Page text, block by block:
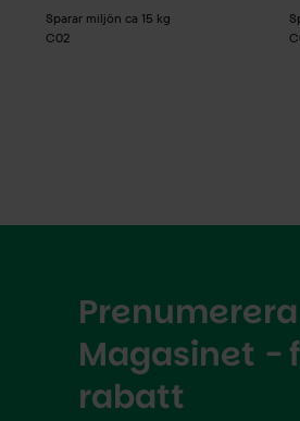
Sparar miljön ca 15 kg
C02
Magasinet -
rabatt